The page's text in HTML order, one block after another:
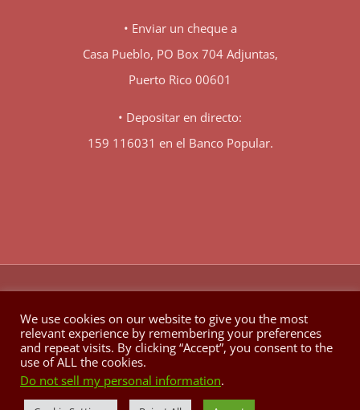
• Enviar un cheque a
Casa Pueblo, PO Box 704 Adjuntas,
Puerto Rico 00601
• Depositar en directo:
159 116031 en el Banco Popular.
Facebook
X YouTubeInstagram
We use cookies on our website to give you the most
relevant experience by remembering your preferences
and repeat visits. By clicking “Accept”, you consent to the
use of ALL the cookies.
Do not sell my personal information.